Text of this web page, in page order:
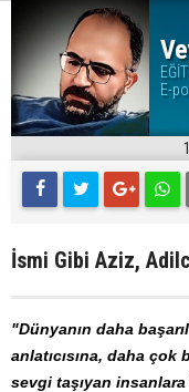
E-
İsmi Gibi Aziz,
"Dünyanın daha
anlatıcısına, daha
sevgi taşıyan insanlara